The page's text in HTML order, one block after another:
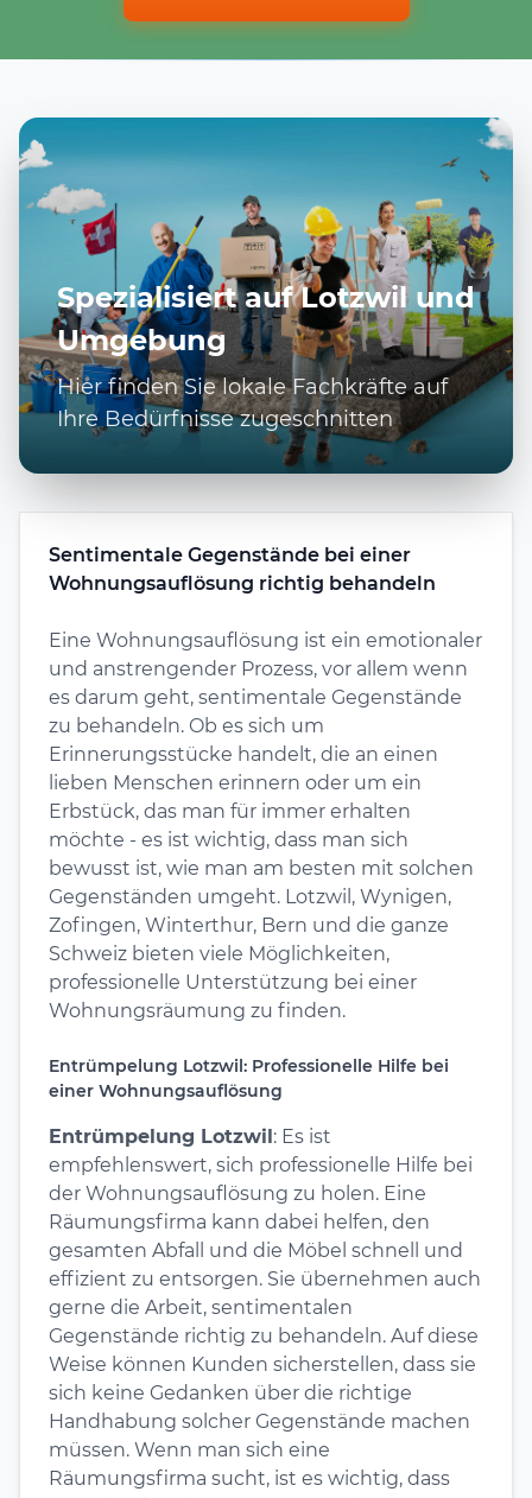
Spezialisiert auf Lotzwil und
Umgebung
Hier finden Sie lokale Fachkräfte auf
Ihre Bedürfnisse zugeschnitten
Sentimentale Gegenstände bei einer
Wohnungsauflösung richtig behandeln
Eine Wohnungsauflösung ist ein emotionaler
und anstrengender Prozess, vor allem wenn
es darum geht, sentimentale Gegenstände
zu behandeln. Ob es sich um
Erinnerungsstücke handelt, die an einen
lieben Menschen erinnern oder um ein
Erbstück, das man für immer erhalten
möchte - es ist wichtig, dass man sich
bewusst ist, wie man am besten mit solchen
Gegenständen umgeht. Lotzwil, Wynigen,
Zofingen, Winterthur, Bern und die ganze
Schweiz bieten viele Möglichkeiten,
professionelle Unterstützung bei einer
Wohnungsräumung zu finden.
Entrümpelung Lotzwil: Professionelle Hilfe bei
einer Wohnungsauflösung
Entrümpelung Lotzwil: Es ist
empfehlenswert, sich professionelle Hilfe bei
der Wohnungsauflösung zu holen. Eine
Räumungsfirma kann dabei helfen, den
gesamten Abfall und die Möbel schnell und
effizient zu entsorgen. Sie übernehmen auch
gerne die Arbeit, sentimentalen
Gegenstände richtig zu behandeln. Auf diese
Weise können Kunden sicherstellen, dass sie
sich keine Gedanken über die richtige
Handhabung solcher Gegenstände machen
müssen. Wenn man sich eine
Räumungsfirma sucht, ist es wichtig, dass